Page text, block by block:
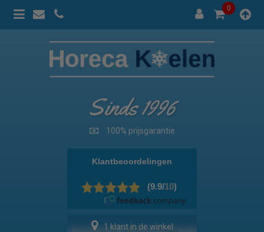
0
Sinds 1996
100% prijsgarantie
1 klant in de winkel